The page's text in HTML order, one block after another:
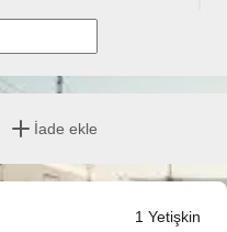
İade ekle
1 Yetişkin